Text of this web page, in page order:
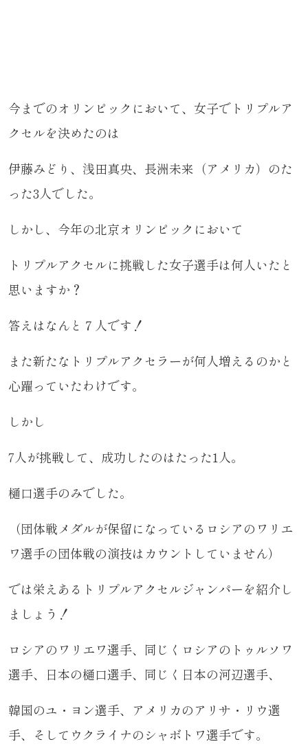
今までのオリンピックにおいて、女子でトリプルア
クセルを決めたのは
伊藤みどり、浅田真央、長洲未来（アメリカ）のた
った3人でした。
しかし、今年の北京オリンピックにおいて
トリプルアクセルに挑戦した女子選手は何人いたと
思いますか？
答えはなんと７人です！
また新たなトリプルアクセラーが何人増えるのかと
心躍っていたわけです。
しかし
7人が挑戦して、成功したのはたった1人。
樋口選手のみでした。
（団体戦メダルが保留になっているロシアのワリエ
ワ選手の団体戦の演技はカウントしていません）
では栄えあるトリプルアクセルジャンパーを紹介し
ましょう！
ロシアのワリエワ選手、同じくロシアのトゥルソワ
選手、日本の樋口選手、同じく日本の河辺選手、
韓国のユ・ヨン選手、アメリカのアリサ・リウ選
手、そしてウクライナのシャボトワ選手です。